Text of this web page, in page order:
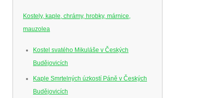
Kostely, kaple, chrámy, hrobky, márnice,
mauzolea
Kostel svatého Mikuláše v Českých
Budějovicích
Kaple Smrtelných úzkostí Páně v Českých
Budějovicích